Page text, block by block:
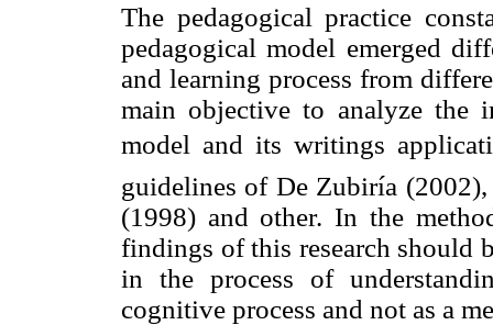
The pedagogical practice
pedagogical model emerged
and learning process from
main objective to analyze the
model and its writings
guidelines of De Zubiría
(1998) and other. In the
findings of this research should
in the process of
cognitive process and not as a